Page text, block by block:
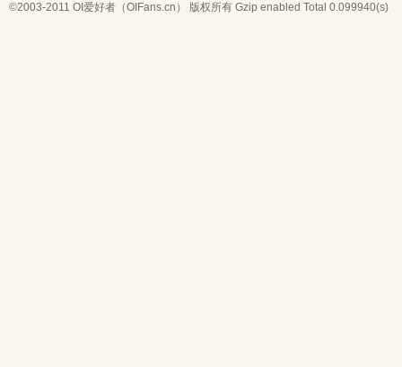
©2003-2011 OI爱好者（OIFans.cn） 版权所有 Gzip enabled Total 0.099940(s)